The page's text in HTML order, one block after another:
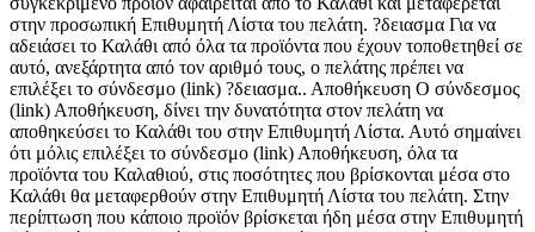
στην προσωπική Επιθυμητή Λίστα του πελάτη. ?δειασμα Για να
αδειάσει το Καλάθι από όλα τα προϊόντα που έχουν τοποθετηθεί σε
αυτό, ανεξάρτητα από τον αριθμό τους, ο πελάτης πρέπει να
επιλέξει το σύνδεσμο (link) ?δειασμα.. Αποθήκευση Ο σύνδεσμος
(link) Αποθήκευση, δίνει την δυνατότητα στον πελάτη να
αποθηκεύσει το Καλάθι του στην Επιθυμητή Λίστα. Αυτό σημαίνει
ότι μόλις επιλέξει το σύνδεσμο (link) Αποθήκευση, όλα τα
προϊόντα του Καλαθιού, στις ποσότητες που βρίσκονται μέσα στο
Καλάθι θα μεταφερθούν στην Επιθυμητή Λίστα του πελάτη. Στην
περίπτωση που κάποιο προϊόν βρίσκεται ήδη μέσα στην Επιθυμητή